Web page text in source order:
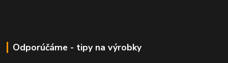
Odporúčáme - tipy na výrobky